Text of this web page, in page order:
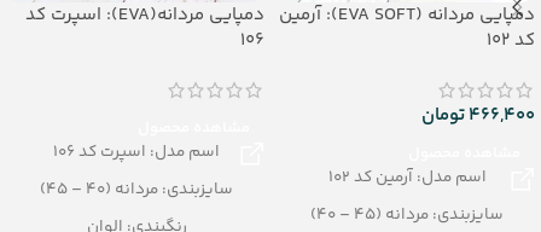
دمپایی مردانه (EVA SOFT): آرمین
کد 102
466,400تومان
اسم مدل: آرمین کد 102
سایزبندی: مردانه (45 – 40)
دمپایی مردانه(EVA): اسپرت کد
106
اسم مدل: اسپرت کد 106
سایزبندی: مردانه (40 – 45)